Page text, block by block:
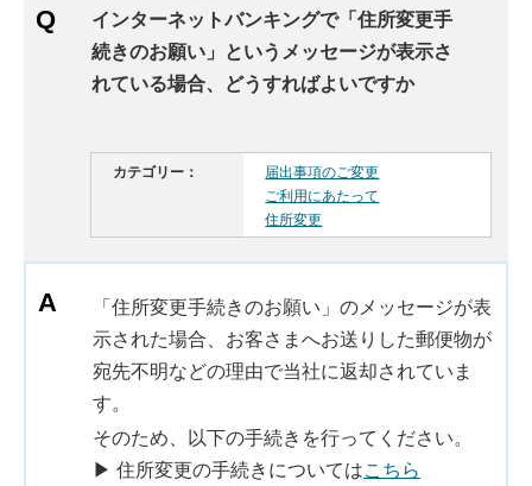
インターネットバンキングで「住所変更手
続きのお願い」というメッセージが表示さ
れている場合、どうすればよいですか
カテゴリー：
届出事項のご変更
ご利用にあたって
住所変更
「住所変更手続きのお願い」のメッセージが表
示された場合、お客さまへお送りした郵便物が
宛先不明などの理由で当社に返却されていま
す。
そのため、以下の手続きを行ってください。
▶ 住所変更の手続きについてはこちら